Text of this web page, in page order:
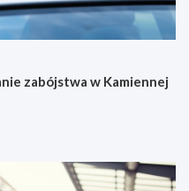
zabójstwa w Kamiennej